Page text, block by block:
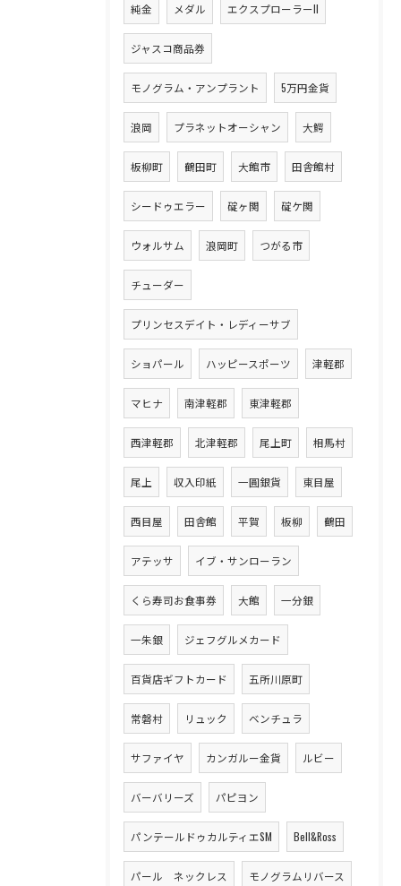
純金 メダル エクスプローラーII
ジャスコ商品券
モノグラム・アンプラント 5万円金貨
浪岡 プラネットオーシャン 大鰐
板柳町 鶴田町 大館市 田舎館村
シードゥエラー 碇ヶ関 碇ケ関
ウォルサム 浪岡町 つがる市
チューダー
プリンセスデイト・レディーサブ
ショパール ハッピースポーツ 津軽郡
マヒナ 南津軽郡 東津軽郡
西津軽郡 北津軽郡 尾上町 相馬村
尾上 収入印紙 一圓銀貨 東目屋
西目屋 田舎館 平賀 板柳 鶴田
アテッサ イブ・サンローラン
くら寿司お食事券 大館 一分銀
一朱銀 ジェフグルメカード
百貨店ギフトカード 五所川原町
常磐村 リュック ベンチュラ
サファイヤ カンガルー金貨 ルビー
バーバリーズ パピヨン
パンテールドゥカルティエSM Bell&Ross
パール ネックレス モノグラムリバース